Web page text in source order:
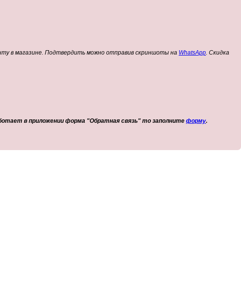
в магазине. Подтвердить можно отправив скриншоты на WhatsApp. Скидка
в приложении форма "Обратная связь" то заполните форму.